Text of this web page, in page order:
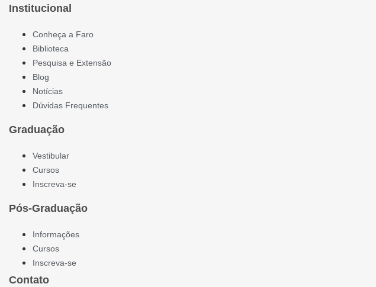
Institucional
Conheça a Faro
Biblioteca
Pesquisa e Extensão
Blog
Notícias
Dúvidas Frequentes
Graduação
Vestibular
Cursos
Inscreva-se
Pós-Graduação
Informações
Cursos
Inscreva-se
Contato